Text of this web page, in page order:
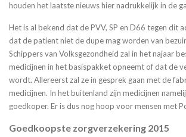
houden het laatste nieuws hier nadrukkelijk in de
Het is al bekend dat de PVV, SP en D66 tegen dit
dat de patient niet de dupe mag worden van
Schippers van Volksgezondheid zal in het najaar
medicijnen in het basispakket opneemt of dat de
wordt. Allereerst zal ze in gesprek gaan met de
medicijnen. In het buitenland zijn medicijnen
goedkoper. Er is dus nog hoop voor mensen met
Goedkoopste zorgverzekering 2015